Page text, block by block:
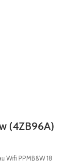
(4ZB96A)
Wifi PPMB&W 18